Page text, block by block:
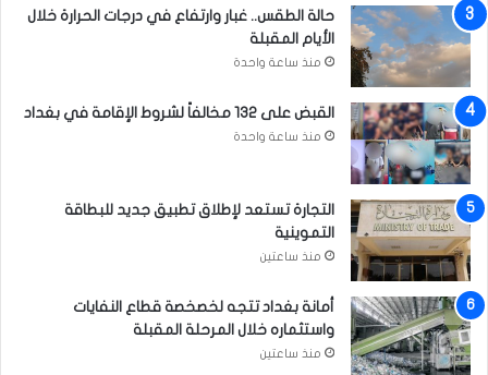
ا
ل
م
ن
ط
ق
ة
ا
ل
خ
ض
ر
ا
ء
حالة الطقس.. غبار وارتفاع في درجات الحرارة خلال
الأيام المقبلة
منذ ساعة واحدة
القبض على 132 مخالفاً لشروط الإقامة في بغداد
منذ ساعة واحدة
التجارة تستعد لإطلاق تطبيق جديد للبطاقة
التموينية
منذ ساعتين
أمانة بغداد تتجه لخصخصة قطاع النفايات
واستثماره خلال المرحلة المقبلة
منذ ساعتين